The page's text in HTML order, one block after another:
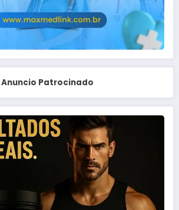
Anuncio Patrocinado